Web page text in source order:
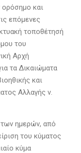
και
επόμενες
τοποθέτησή
του
Αρχή
τα Δικαιώματα
και
Αλλαγής ν.
ημερών, από
του κύματος
κύμα